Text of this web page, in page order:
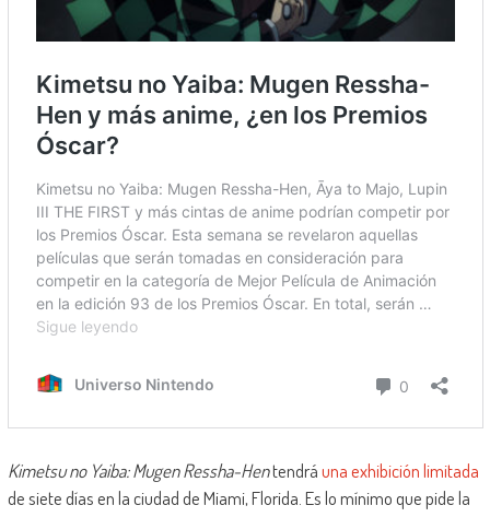
Kimetsu no Yaiba: Mugen Ressha-Hentendráuna exhibición limitada
de siete días en la ciudad de Miami, Florida. Es lo mínimo que pide la